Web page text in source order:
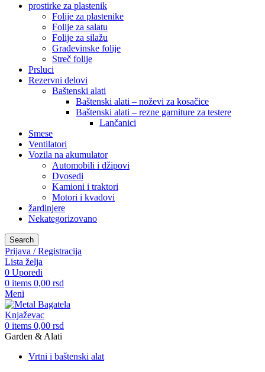
prostirke za plastenik
Folije za plastenike
Folije za salatu
Folije za silažu
Građevinske folije
Streč folije
Prsluci
Rezervni delovi
Baštenski alati
Baštenski alati – noževi za kosačice
Baštenski alati – rezne garniture za testere
Lančanici
Smese
Ventilatori
Vozila na akumulator
Automobili i džipovi
Dvosedi
Kamioni i traktori
Motori i kvadovi
žardinjere
Nekategorizovano
Search
Prijava / Registracija
Lista želja
0 Uporedi
0 items 0,00 rsd
Meni
0 items 0,00 rsd
Garden & Alati
Vrtni i baštenski alat